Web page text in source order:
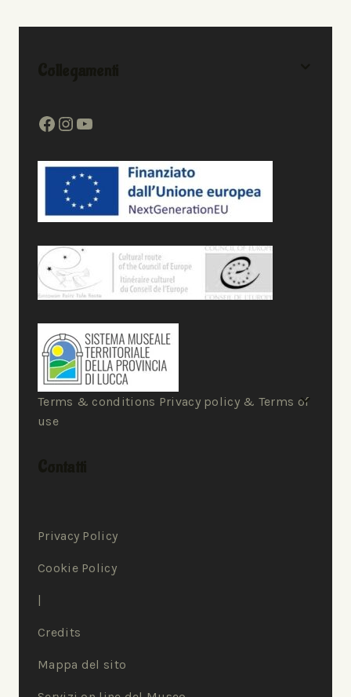
Terms & conditions Privacy policy & Terms of
use
Privacy Policy
Cookie Policy
|
Credits
Mappa del sito